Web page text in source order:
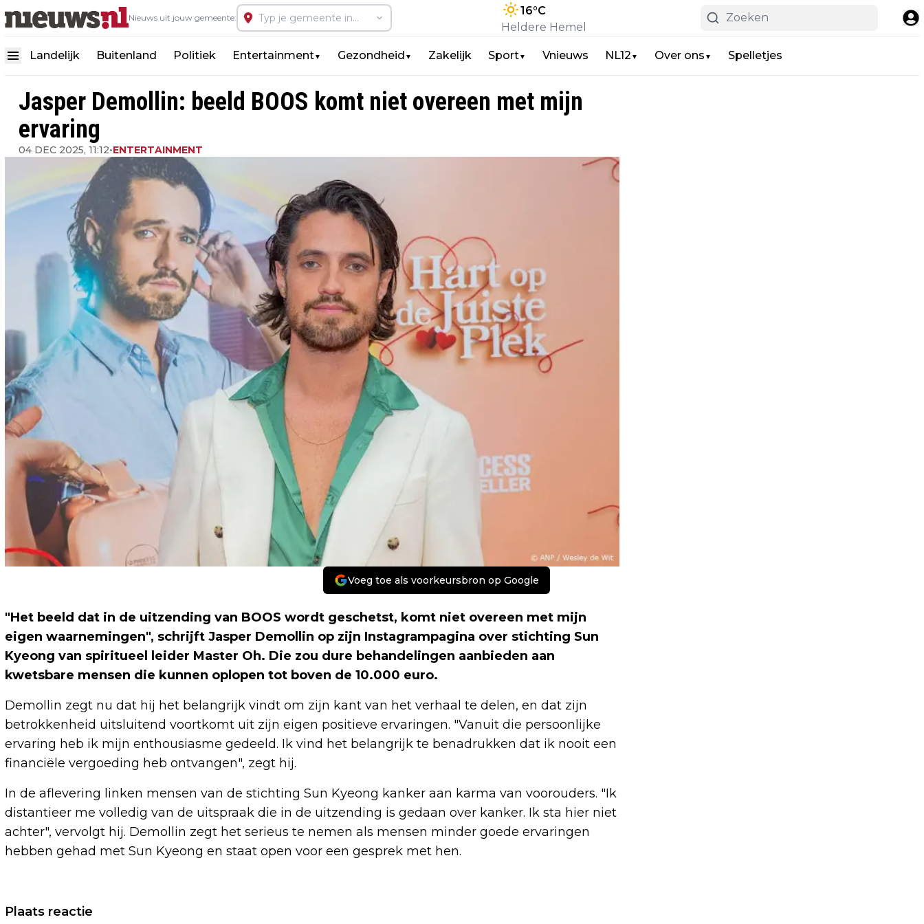
Nieuws uit jouw gemeente:
16°C
Heldere Hemel
Landelijk Buitenland Politiek Entertainment▼ Gezondheid ▼ Zakelijk Sport▼ Vnieuws NL12 ▼ Over ons ▼ Spelletjes
Jasper Demollin: beeld BOOS komt niet overeen met mijn
ervaring
04 DEC 2025, 11:12•ENTERTAINMENT
Voeg toe als voorkeursbron op Google
"Het beeld dat in de uitzending van BOOS wordt geschetst, komt niet overeen met mijn
eigen waarnemingen", schrijft Jasper Demollin op zijn Instagrampagina over stichting Sun
Kyeong van spiritueel leider Master Oh. Die zou dure behandelingen aanbieden aan
kwetsbare mensen die kunnen oplopen tot boven de 10.000 euro.
Demollin zegt nu dat hij het belangrijk vindt om zijn kant van het verhaal te delen, en dat zijn
betrokkenheid uitsluitend voortkomt uit zijn eigen positieve ervaringen. "Vanuit die persoonlijke
ervaring heb ik mijn enthousiasme gedeeld. Ik vind het belangrijk te benadrukken dat ik nooit een
financiële vergoeding heb ontvangen", zegt hij.
In de aflevering linken mensen van de stichting Sun Kyeong kanker aan karma van voorouders. "Ik
distantieer me volledig van de uitspraak die in de uitzending is gedaan over kanker. Ik sta hier niet
achter", vervolgt hij. Demollin zegt het serieus te nemen als mensen minder goede ervaringen
hebben gehad met Sun Kyeong en staat open voor een gesprek met hen.
Vorig artikel
Plaats reactie